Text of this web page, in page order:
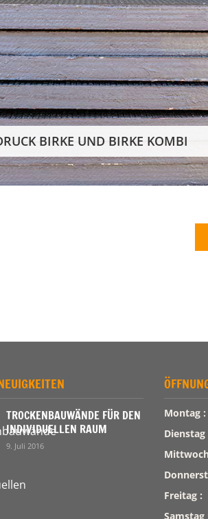
BIRKE UND BIRKE KOMBI
in cm
Stärken in
122
4/5/6/8/10/
Lagerware
TROCKENBAUWÄNDE FÜR DEN
INDIVIDUELLEN RAUM
9. Juli 2016
Montag :
Dienstag
Freitag :
Samstag